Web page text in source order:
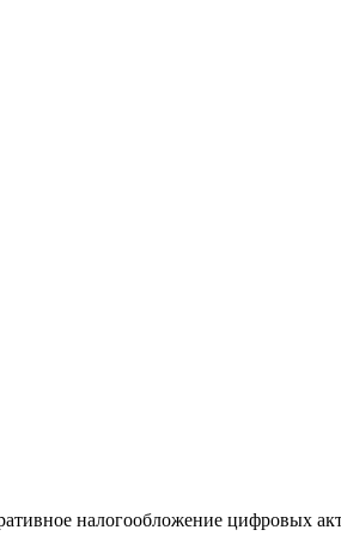
налогообложение цифровых